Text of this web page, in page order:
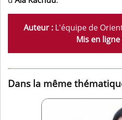
Auteur : L'équipe de
Mis en ligne
Dans la même